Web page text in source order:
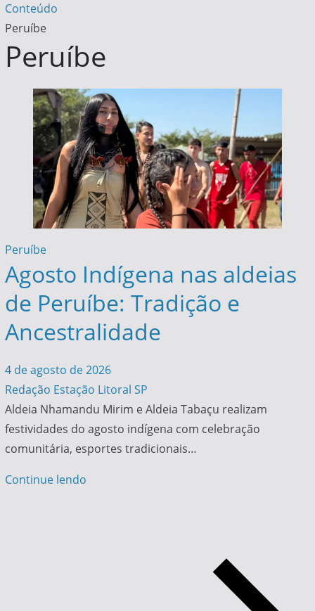
Conteúdo
Peruíbe
Peruíbe
Peruíbe
Agosto Indígena nas aldeias
de Peruíbe: Tradição e
Ancestralidade
4 de agosto de 2026
Redação Estação Litoral SP
Aldeia Nhamandu Mirim e Aldeia Tabaçu realizam
festividades do agosto indígena com celebração
comunitária, esportes tradicionais…
Continue lendo